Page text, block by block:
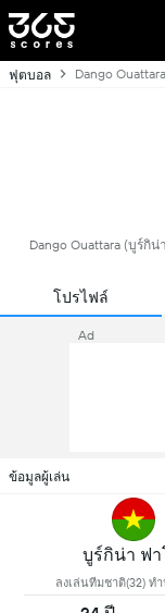
ฟุตบอล Dango Ouattara
Dango Ouattara (บูร์กิ
โปรไฟล์
Ad
ข้อมูลผู้เล่น
บูร์กิน่า ฟ
ลงเล่นทีมชาติ(32) ทำ